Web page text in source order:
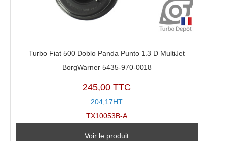
Turbo Fiat 500 Doblo Panda Punto 1.3 D MultiJet
BorgWarner 5435-970-0018
245,00 TTC
204,17HT
TX10053B-A
Voir le produit